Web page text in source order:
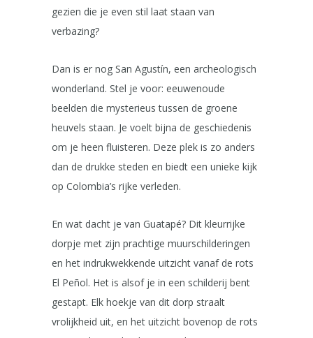
gezien die je even stil laat staan van
verbazing?
Dan is er nog San Agustín, een archeologisch
wonderland. Stel je voor: eeuwenoude
beelden die mysterieus tussen de groene
heuvels staan. Je voelt bijna de geschiedenis
om je heen fluisteren. Deze plek is zo anders
dan de drukke steden en biedt een unieke kijk
op Colombia’s rijke verleden.
En wat dacht je van Guatapé? Dit kleurrijke
dorpje met zijn prachtige muurschilderingen
en het indrukwekkende uitzicht vanaf de rots
El Peñol. Het is alsof je in een schilderij bent
gestapt. Elk hoekje van dit dorp straalt
vrolijkheid uit, en het uitzicht bovenop de rots